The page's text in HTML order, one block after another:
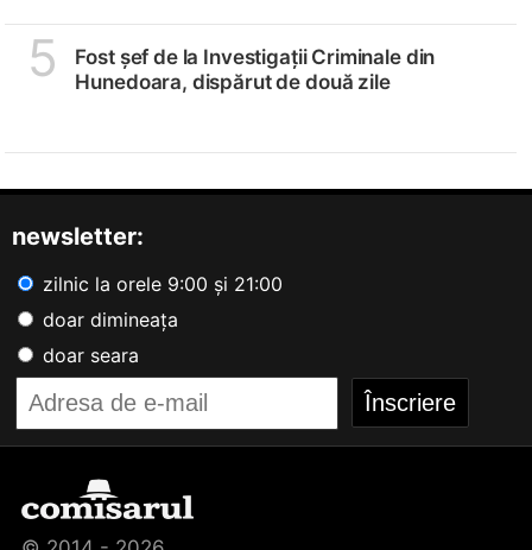
5
Fost șef de la Investigații Criminale din
Hunedoara, dispărut de două zile
newsletter:
zilnic la orele 9:00 și 21:00
doar dimineața
doar seara